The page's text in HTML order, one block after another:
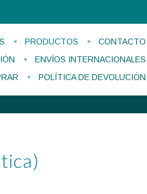
PRODUCTOS
CONTACTO
ENVÍOS INTERNACIONALES
POLÍTICA DE DEVOLUCIÓN